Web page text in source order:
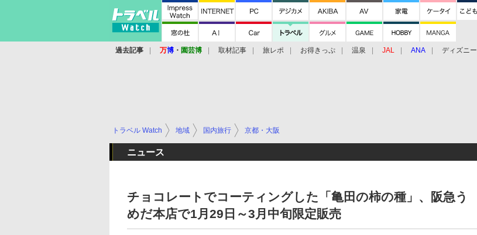
過去記事 万博 ・ 園芸博 取材記事 旅レポ お得きっぷ 温泉 JAL ANA ディズニー
トラベル Watch 地域 国内旅行 京都・大阪
ニュース
チョコレートでコーティングした「亀田の柿の種」、阪急う
めだ本店で1月29日～3月中旬限定販売